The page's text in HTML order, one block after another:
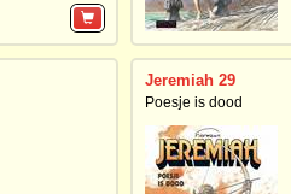
Jeremiah 29
Poesje is dood